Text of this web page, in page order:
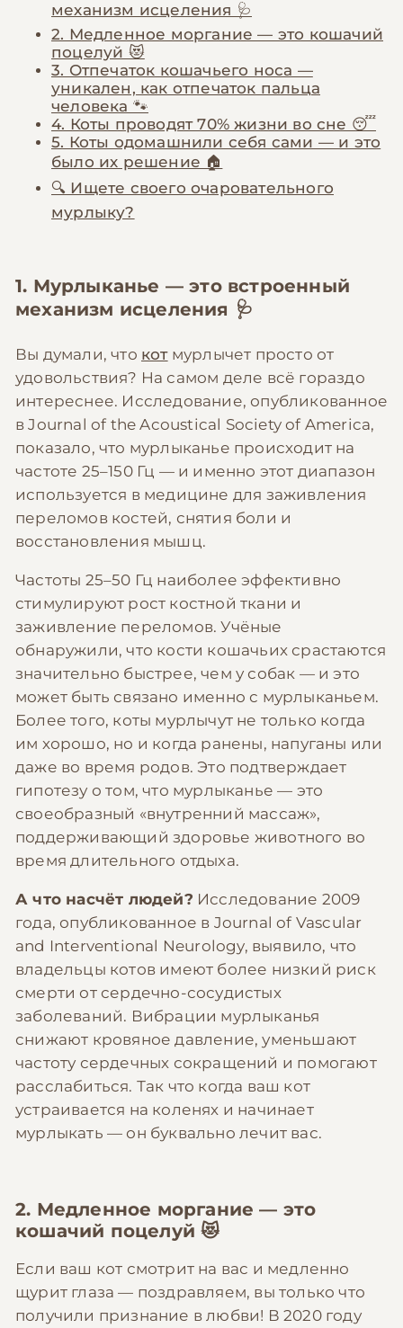
механизм исцеления 🩺
2. Медленное моргание — это кошачий
поцелуй 😻
3. Отпечаток кошачьего носа —
уникален, как отпечаток пальца
человека 🐾
4. Коты проводят 70% жизни во сне 😴
5. Коты одомашнили себя сами — и это
было их решение 🏠
🔍 Ищете своего очаровательного
мурлыку?
1. Мурлыканье — это встроенный
механизм исцеления 🩺
Вы думали, что котмурлычет просто от
удовольствия? На самом деле всё гораздо
интереснее. Исследование, опубликованное
в Journal of the Acoustical Society of America,
показало, что мурлыканье происходит на
частоте 25–150 Гц — и именно этот диапазон
используется в медицине для заживления
переломов костей, снятия боли и
восстановления мышц.
Частоты 25–50 Гц наиболее эффективно
стимулируют рост костной ткани и
заживление переломов. Учёные
обнаружили, что кости кошачьих срастаются
значительно быстрее, чем у собак — и это
может быть связано именно с мурлыканьем.
Более того, коты мурлычут не только когда
им хорошо, но и когда ранены, напуганы или
даже во время родов. Это подтверждает
гипотезу о том, что мурлыканье — это
своеобразный «внутренний массаж»,
поддерживающий здоровье животного во
время длительного отдыха.
А что насчёт людей? Исследование 2009
года, опубликованное в Journal of Vascular
and Interventional Neurology, выявило, что
владельцы котов имеют более низкий риск
смерти от сердечно-сосудистых
заболеваний. Вибрации мурлыканья
снижают кровяное давление, уменьшают
частоту сердечных сокращений и помогают
расслабиться. Так что когда ваш кот
устраивается на коленях и начинает
мурлыкать — он буквально лечит вас.
2. Медленное моргание — это
кошачий поцелуй 😻
Если ваш кот смотрит на вас и медленно
щурит глаза — поздравляем, вы только что
получили признание в любви! В 2020 году